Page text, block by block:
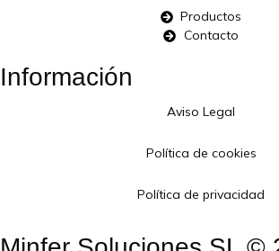
Productos
Contacto
Información
Aviso Legal
Política de cookies
Política de privacidad